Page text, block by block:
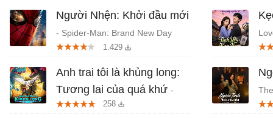
Người Nhện: Khởi đầu mới
- Spider-Man: Brand New Day
(2026) chiếu rạp
1.429
Anh trai tôi là khủng long:
Tương lai của quá khứ -
Phim anime hành động, thần thoại
258
-